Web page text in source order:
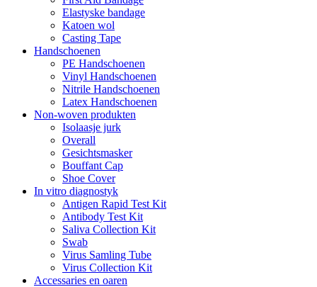
Elastyske bandage
Katoen wol
Casting Tape
Handschoenen
PE Handschoenen
Vinyl Handschoenen
Nitrile Handschoenen
Latex Handschoenen
Non-woven produkten
Isolaasje jurk
Overall
Gesichtsmasker
Bouffant Cap
Shoe Cover
In vitro diagnostyk
Antigen Rapid Test Kit
Antibody Test Kit
Saliva Collection Kit
Swab
Virus Samling Tube
Virus Collection Kit
Accessaries en oaren